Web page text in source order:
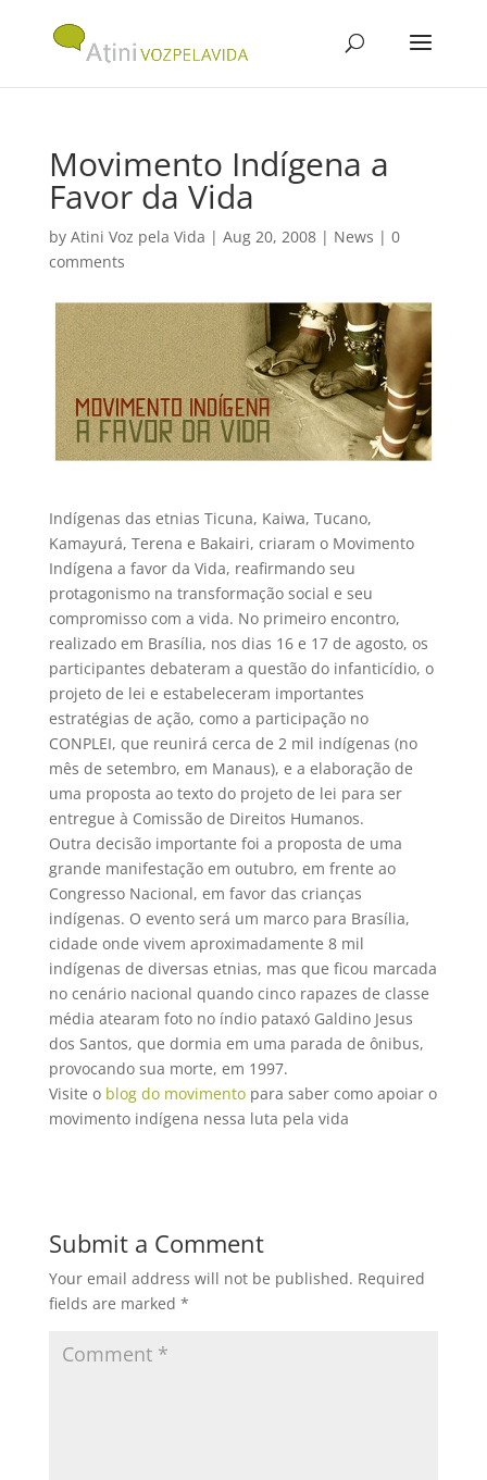
Movimento Indígena a
Favor da Vida
by Atini Voz pela Vida | Aug 20, 2008| News | 0
comments
Indígenas das etnias Ticuna, Kaiwa, Tucano,
Kamayurá, Terena e Bakairi, criaram o Movimento
Indígena a favor da Vida, reafirmando seu
protagonismo na transformação social e seu
compromisso com a vida. No primeiro encontro,
realizado em Brasília, nos dias 16 e 17 de agosto, os
participantes debateram a questão do infanticídio, o
projeto de lei e estabeleceram importantes
estratégias de ação, como a participação no
CONPLEI, que reunirá cerca de 2 mil indígenas (no
mês de setembro, em Manaus), e a elaboração de
uma proposta ao texto do projeto de lei para ser
entregue à Comissão de Direitos Humanos.
Outra decisão importante foi a proposta de uma
grande manifestação em outubro, em frente ao
Congresso Nacional, em favor das crianças
indígenas. O evento será um marco para Brasília,
cidade onde vivem aproximadamente 8 mil
indígenas de diversas etnias, mas que ficou marcada
no cenário nacional quando cinco rapazes de classe
média atearam foto no índio pataxó Galdino Jesus
dos Santos, que dormia em uma parada de ônibus,
provocando sua morte, em 1997.
Visite o blog do movimentopara saber como apoiar o
movimento indígena nessa luta pela vida
Submit a Comment
Your email address will not be published. Required
fields are marked *